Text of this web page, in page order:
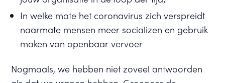
In welke mate het coronavirus zich verspreidt
naarmate mensen meer socializen en gebruik
maken van openbaar vervoer
Nogmaals, we hebben niet zoveel antwoorden